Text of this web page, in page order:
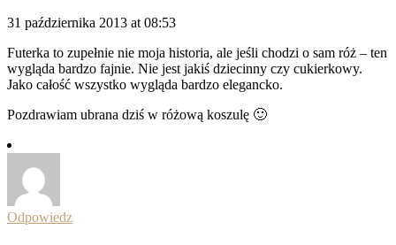
31 października 2013 at 08:53
Futerka to zupełnie nie moja historia, ale jeśli chodzi o sam róż – ten
wygląda bardzo fajnie. Nie jest jakiś dziecinny czy cukierkowy.
Jako całość wszystko wygląda bardzo elegancko.
Pozdrawiam ubrana dziś w różową koszulę 🙂
Odpowiedz